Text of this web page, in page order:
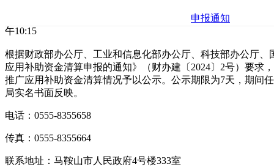
申报通知
午10:15
根据财政部办公厅、工业和信息化部办公厅、科技部办公厅
应用补助资金清算申报的通知》（财办建〔2024〕2号）要求
推广应用补助资金清算情况予以公示。公示期限为7天，期间
局实名书面反映。
电话：0555-8355658
传真：0555-8355664
联系地址：马鞍山市人民政府4号楼333室